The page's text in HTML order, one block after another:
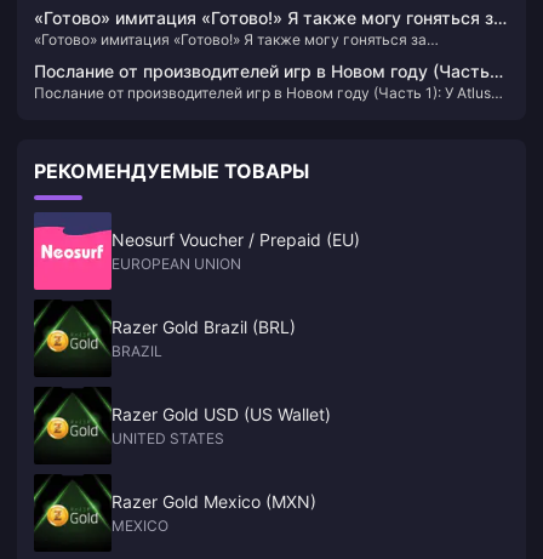
«Готово» имитация «Готово!» Я также могу гоняться за
красивыми женщинами! 》Обзоры в Steam
неоднозначные.
«Готово» имитация «Готово!» Я также могу гоняться за
красивыми женщинами! 》Обзоры в Steam неоднозначные.
Послание от производителей игр в Новом году (Часть
1): У Atlus еще есть неанонсированные новые игры
Послание от производителей игр в Новом году (Часть 1): У Atlus
РЕКОМЕНДУЕМЫЕ ТОВАРЫ
Neosurf Voucher / Prepaid (EU)
EUROPEAN UNION
Razer Gold Brazil (BRL)
BRAZIL
Razer Gold USD (US Wallet)
UNITED STATES
Razer Gold Mexico (MXN)
MEXICO